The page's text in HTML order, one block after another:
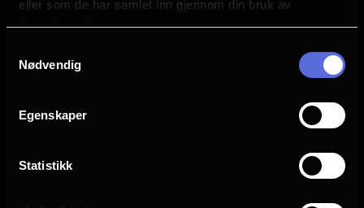
eller som de har samlet inn gjennom din bruk av
tjenestene deres.
Nødvendig
Egenskaper
Statistikk